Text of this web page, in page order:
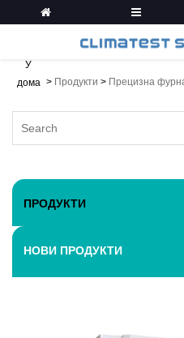
У
дома > Продукти > Прецизна
ПРОДУКТИ
НОВИ ПРОДУКТИ